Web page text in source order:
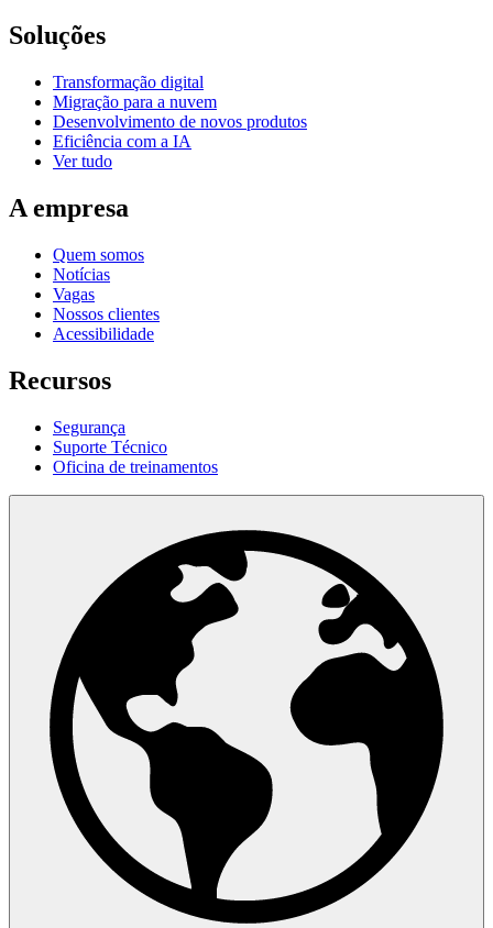
Soluções
Transformação digital
Migração para a nuvem
Desenvolvimento de novos produtos
Eficiência com a IA
Ver tudo
A empresa
Quem somos
Notícias
Vagas
Nossos clientes
Acessibilidade
Recursos
Segurança
Suporte Técnico
Oficina de treinamentos